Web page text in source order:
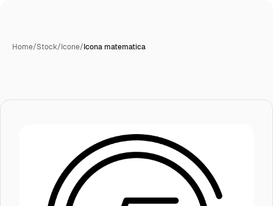
Home/Stock/Icone/Icona matematica